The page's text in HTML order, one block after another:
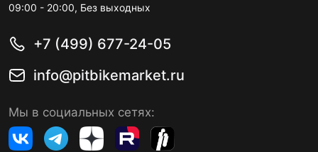
09:00 - 20:00, Без выходных
+7 (499) 677-24-05
info@pitbikemarket.ru
Мы в социальных сетях: